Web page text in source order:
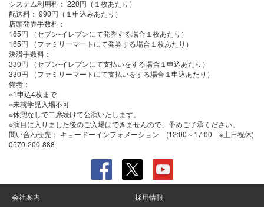
システム利用料： 220円（１枚あたり）
配送料： 990円（１申込みあたり）
店頭発券手数料 ：
165円 （セブン-イレブンにて発券する場合１枚あたり）
165円 （ファミリーマートにて発券する場合１枚あたり）
決済手数料 ：
330円 （セブン-イレブンにて支払いをする場合１申込あたり）
330円 （ファミリーマートにて支払いをする場合１申込あたり）
備考：
※1申込4枚まで
※未就学児入場不可
※休憩なしで二席続けて公演いたします。
※演目に入りました後のご入場はできませんので、予めご了承ください。
問い合わせ先： キョードーインフォメーション (12:00～17:00 ※土日祝休)
0570-200-888
会社案内
採用情報